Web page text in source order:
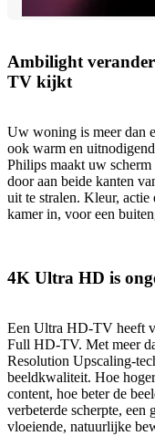
Ambilight
TV kijkt
Uw woning is meer dan
ook warm en
Philips maakt uw
door aan beide kanten
uit te stralen. Kleur, actie
kamer in, voor een
4K Ultra HD is
Een Ultra HD-TV heeft
Full HD-TV. Met meer
Resolution Upscaling-
beeldkwaliteit. Hoe
content, hoe beter de
verbeterde scherpte, een
vloeiende, natuurlijke